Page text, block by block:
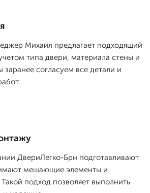
Михаил предлагает подходящий
типа двери, материала стены и
заранее согласуем все детали и
ДвериЛегко-Брн подготавливают
мешающие элементы и
подход позволяет выполнить